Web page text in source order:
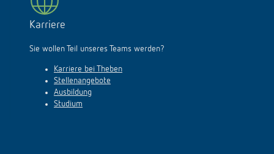
Karriere
Sie wollen Teil unseres Teams werden?
Karriere bei Theben
Stellenangebote
Ausbildung
Studium